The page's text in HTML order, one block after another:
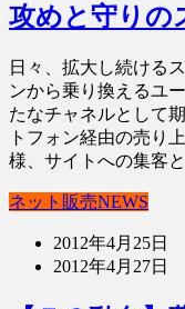
攻めと守りの
日々、拡大し続ける
ンから乗り換えるユ
たなチャネルとして
トフォン経由の売り
様、サイトへの集客
ネット販売NEWS
2012年4月25日
2012年4月27日